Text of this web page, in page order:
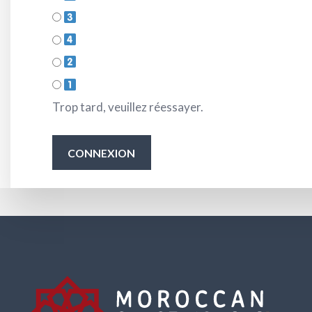
Trop tard, veuillez réessayer.
CONNEXION